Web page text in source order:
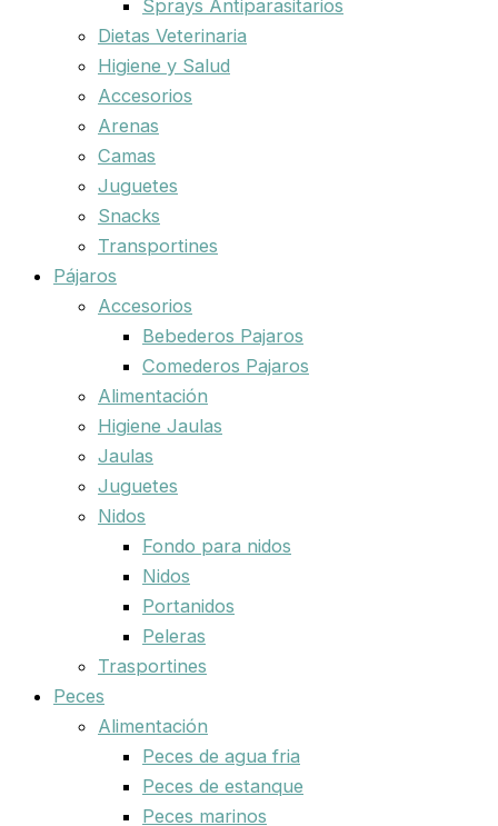
Sprays Antiparasitarios
Dietas Veterinaria
Higiene y Salud
Accesorios
Arenas
Camas
Juguetes
Snacks
Transportines
Pájaros
Accesorios
Bebederos Pajaros
Comederos Pajaros
Alimentación
Higiene Jaulas
Jaulas
Juguetes
Nidos
Fondo para nidos
Nidos
Portanidos
Peleras
Trasportines
Peces
Alimentación
Peces de agua fria
Peces de estanque
Peces marinos